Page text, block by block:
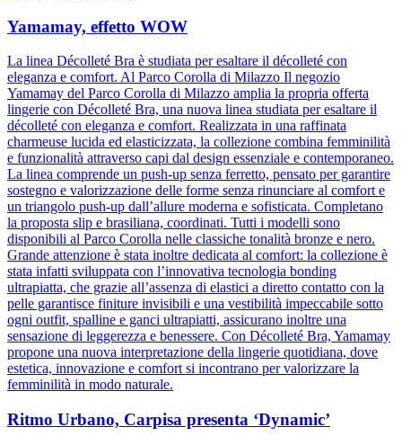
Yamamay, effetto WOW
La linea Décolleté Bra è studiata per esaltare il décolleté con
eleganza e comfort. Al Parco Corolla di Milazzo Il negozio
Yamamay del Parco Corolla di Milazzo amplia la propria offerta
lingerie con Décolleté Bra, una nuova linea studiata per esaltare il
décolleté con eleganza e comfort. Realizzata in una raffinata
charmeuse lucida ed elasticizzata, la collezione combina femminilità
e funzionalità attraverso capi dal design essenziale e contemporaneo.
La linea comprende un push-up senza ferretto, pensato per garantire
sostegno e valorizzazione delle forme senza rinunciare al comfort e
un triangolo push-up dall’allure moderna e sofisticata. Completano
la proposta slip e brasiliana, coordinati. Tutti i modelli sono
disponibili al Parco Corolla nelle classiche tonalità bronze e nero.
Grande attenzione è stata inoltre dedicata al comfort: la collezione è
stata infatti sviluppata con l’innovativa tecnologia bonding
ultrapiatta, che grazie all’assenza di elastici a diretto contatto con la
pelle garantisce finiture invisibili e una vestibilità impeccabile sotto
ogni outfit, spalline e ganci ultrapiatti, assicurano inoltre una
sensazione di leggerezza e benessere. Con Décolleté Bra, Yamamay
propone una nuova interpretazione della lingerie quotidiana, dove
estetica, innovazione e comfort si incontrano per valorizzare la
femminilità in modo naturale.
Ritmo Urbano, Carpisa presenta ‘Dynamic’